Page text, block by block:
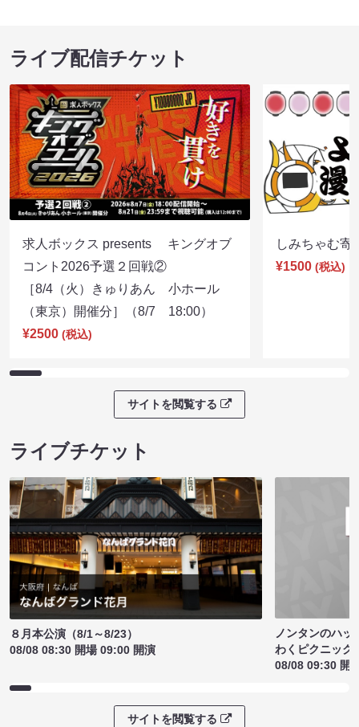
ライブ配信チケット
求人ボックス presents キングオブ
コント2026予選２回戦②
［8/4（火）きゅりあん 小ホール
（東京）開催分］（8/7 18:00）
¥2500 (税込)
しみちゃむ
¥1500 (税込)
サイトを閲覧する
ライブチケット
８月本公演（8/1～8/23）
08/08 08:30 開場 09:00 開演
ノンタンのハッ
わくピクニック
08/08 09:30 開
サイトを閲覧する